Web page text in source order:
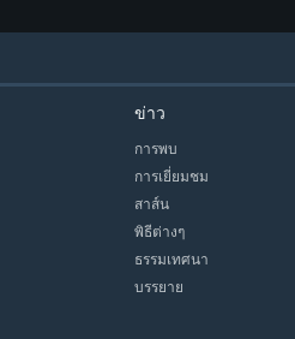
ข่าว
การพบ
การเยี่ยมชม
สาส์น
พิธีต่างๆ
ธรรมเทศนา
บรรยาย